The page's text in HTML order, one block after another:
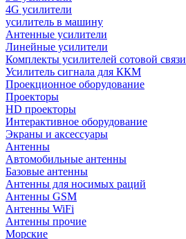
4G усилители
усилитель в машину
Антенные усилители
Линейные усилители
Комплекты усилителей сотовой связи
Усилитель сигнала для ККМ
Проекционное оборудование
Проекторы
HD проекторы
Интерактивное оборудование
Экраны и аксессуары
Антенны
Автомобильные антенны
Базовые антенны
Антенны для носимых раций
Антенны GSM
Антенны WiFi
Антенны прочие
Морские